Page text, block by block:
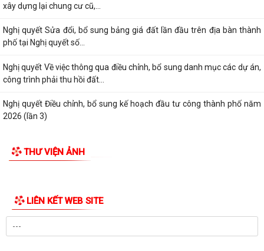
KIẾN ĐỐI VỚI NHIỀU NỘI DUNG TRỌNG TÂM VỀ...
Nghị quyết Về di dời cư dân kết hợp với chỉnh trang đô thị và cải tạo,
xây dựng lại chung cư cũ,...
Nghị quyết Sửa đổi, bổ sung bảng giá đất lần đầu trên địa bàn thành
phố tại Nghị quyết số...
Nghị quyết Về việc thông qua điều chỉnh, bổ sung danh mục các dự án,
công trình phải thu hồi đất...
2026 (lần 3)
Nghị quyết Về chất vấn tại kỳ họp thứ 3 (kỳ họp thường lệ giữa năm
2026) Hội đồng nhân dân thành...